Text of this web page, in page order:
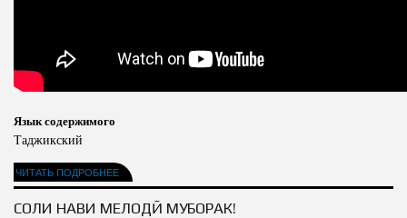
Язык содержимого
Таджикский
ЧИТАТЬ ПОДРОБНЕЕ
СОЛИ НАВИ МЕЛОДӢ МУБОРАК!